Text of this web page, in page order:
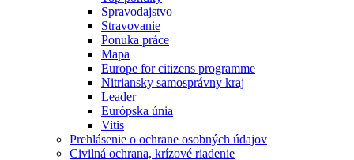
Spravodajstvo
Stravovanie
Ponuka práce
Mapa
Europe for citizens programme
Nitriansky samosprávny kraj
Leader
Európska únia
Vitis
Prehlásenie o ochrane osobných údajov
Civilná ochrana, krízové riadenie